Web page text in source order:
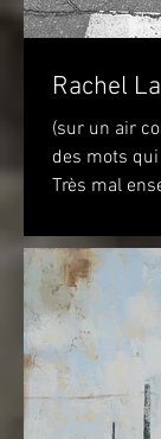
Rachel
(sur un air connu) Rachel,
des mots qui
Très mal ensembles